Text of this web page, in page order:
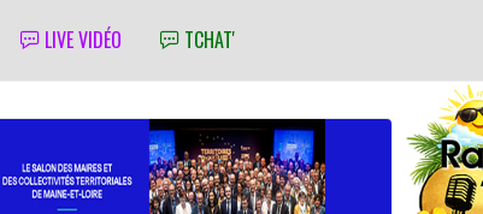
LIVE VIDÉO TCHAT'